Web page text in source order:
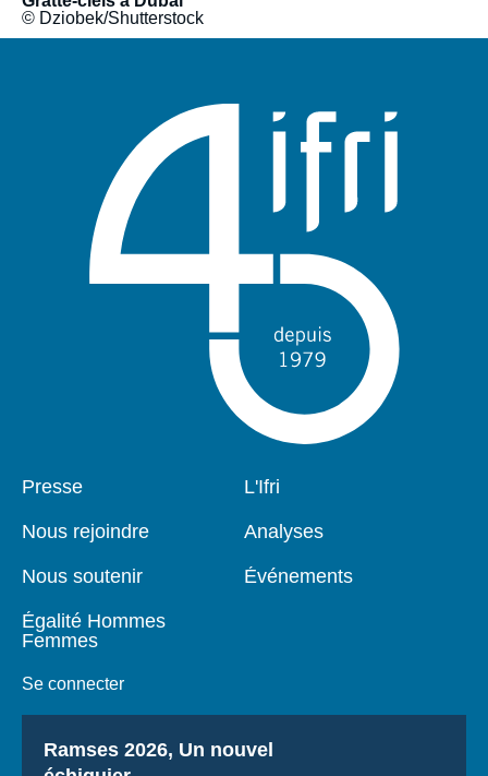
© Dziobek/Shutterstock
Pied
Presse
Nous rejoindre
Nous soutenir
Égalité Hommes
Femmes
Se connecter
Navigation
L'Ifri
Analyses
Événements
Titre
Ramses 2026, Un nouvel